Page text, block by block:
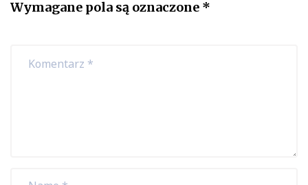
Wymagane pola są oznaczone *